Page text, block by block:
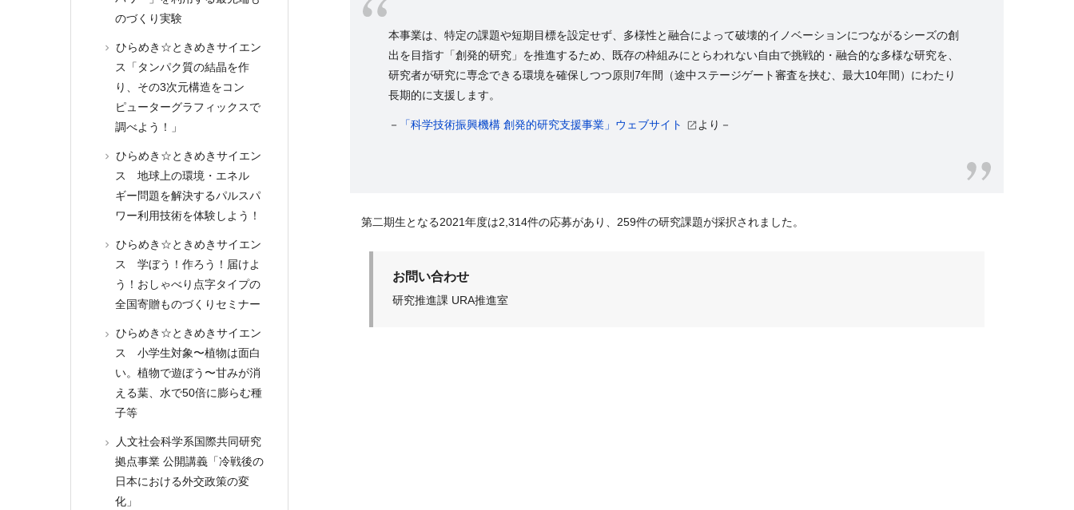
本事業は、特定の課題や短期目標を設定せず、多様性と融合によって破壊的イノベーションにつながるシーズの創
出を目指す「創発的研究」を推進するため、既存の枠組みにとらわれない自由で挑戦的・融合的な多様な研究を、
研究者が研究に専念できる環境を確保しつつ原則7年間（途中ステージゲート審査を挟む、最大10年間）にわたり
長期的に支援します。
－ 「科学技術振興機構 創発的研究支援事業」ウェブサイト より－
第二期生となる2021年度は2,314件の応募があり、259件の研究課題が採択されました。
お問い合わせ
研究推進課 URA推進室
のづくり実験
ひらめき☆ときめきサイエン
ス「タンパク質の結晶を作
り、その3次元構造をコン
ピューターグラフィックスで
調べよう！」
ひらめき☆ときめきサイエン
ス 地球上の環境・エネル
ギー問題を解決するパルスパ
ワー利用技術を体験しよう！
ひらめき☆ときめきサイエン
ス 学ぼう！作ろう！届けよ
う！おしゃべり点字タイプの
全国寄贈ものづくりセミナー
ひらめき☆ときめきサイエン
ス 小学生対象〜植物は面白
い。植物で遊ぼう〜甘みが消
える葉、水で50倍に膨らむ種
子等
人文社会科学系国際共同研究
拠点事業 公開講義「冷戦後の
日本における外交政策の変
化」